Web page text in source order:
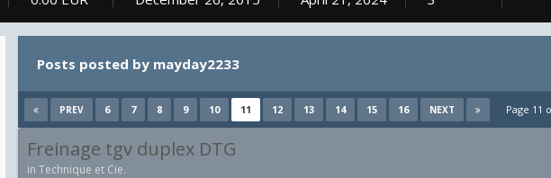
Posts posted by mayday2233
PREV 6 7 8 9 10 11 12 13 14 15 16 NEXT Page 11
Freinage tgv duplex DTG
in Technique et Cie.